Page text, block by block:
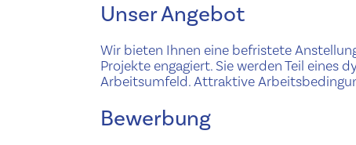
Unser Angebot
Wir bieten Ihnen eine befristete
Projekte engagiert. Sie werden Teil eines
Arbeit­sum­feld. Attraktive
Bewerbung